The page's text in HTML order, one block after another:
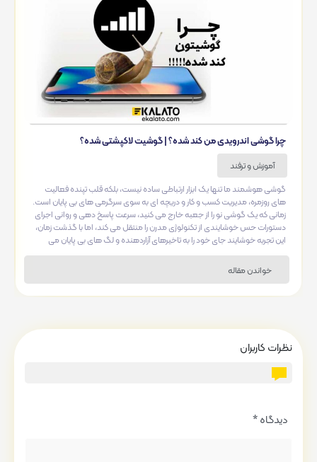
چرا گوشی اندرویدی من کند شده؟ | گوشیت لاکپشتی شده؟
آموزش و ترفند
گوشی هوشمند ما تنها یک ابزار ارتباطی ساده نیست، بلکه قلب تپنده فعالیت
های روزمره، مدیریت کسب و کار و دریچه ای به سوی سرگرمی های بی پایان است.
زمانی که یک گوشی نو را از جعبه خارج می کنید، سرعت پاسخ دهی و روانی اجرای
دستورات حس خوشایندی از تکنولوژی مدرن را منتقل می کند، اما با گذشت زمان،
این تجربه خوشایند جای خود را به تاخیرهای آزاردهنده و لگ های بی پایان می
دهد. درک این موضوع که چرا یک قطعه سخت افزاری قدرتمند پس از مدتی دچار
افت عملکرد می شود، نیازمند نگاهی عمیق به تعامل میان لایه های نرم افزاری و
فرسایش قطعات داخلی است که در این مقاله به شکلی جامع به آن می پردازیم....
خواندن مقاله
نظرات کاربران
دیدگاه*